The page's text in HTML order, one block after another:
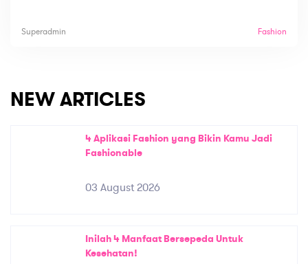
Superadmin Fashion
NEW ARTICLES
4 Aplikasi Fashion yang Bikin Kamu Jadi
Fashionable
03 August 2026
Inilah 4 Manfaat Bersepeda Untuk
Kesehatan!